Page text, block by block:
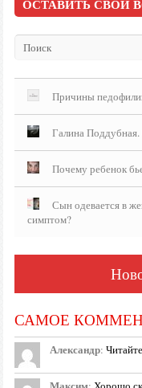
ОСТАВИТЬ СВОЙ
Причины
Галина Поддубная.
Почему ребенок
Сын одевается в
симптом?
САМОЕ
Александр: